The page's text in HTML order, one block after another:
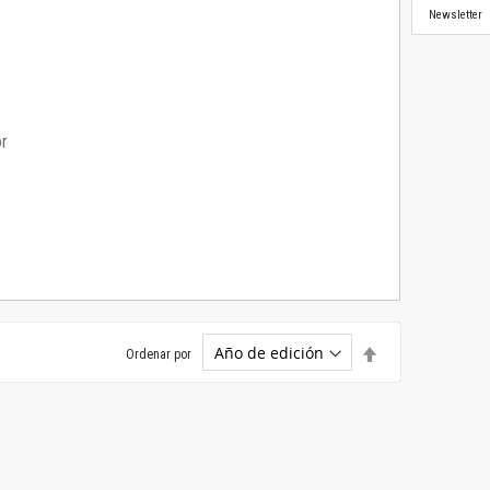
Ordenar por
descendente
Newsletter